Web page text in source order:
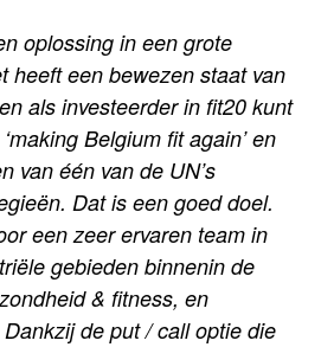
oplossing in een grote
heeft een bewezen staat van
als investeerder in fit20 kunt
Belgium fit again’ en
van één van de UN’s
Dat is een goed doel.
een zeer ervaren team in
gebieden binnenin de
& fitness, en
de put / call optie die